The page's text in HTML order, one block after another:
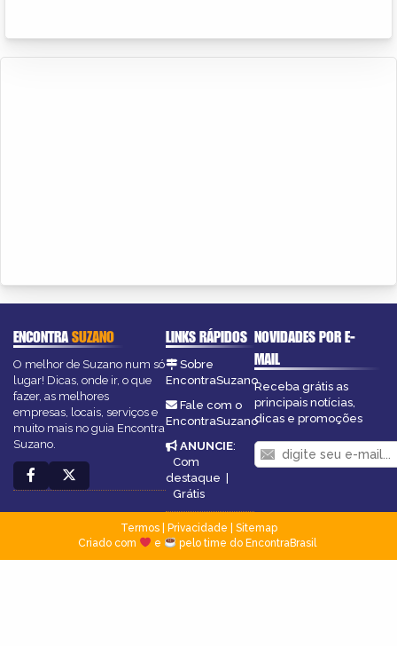
ENCONTRASUZANO
O melhor de Suzano num só
lugar! Dicas, onde ir, o que
fazer, as melhores
empresas, locais, serviços e
muito mais no guia Encontra
Suzano.
LINKS RÁPIDOS
Sobre
EncontraSuzano
Fale com o
EncontraSuzano
ANUNCIE:
Com
destaque |
Grátis
NOVIDADES POR E-
MAIL
Receba grátis as
principais notícias,
dicas e promoções
Termos| Privacidade
Sitemap
Criado com
e pelo time do EncontraBrasil